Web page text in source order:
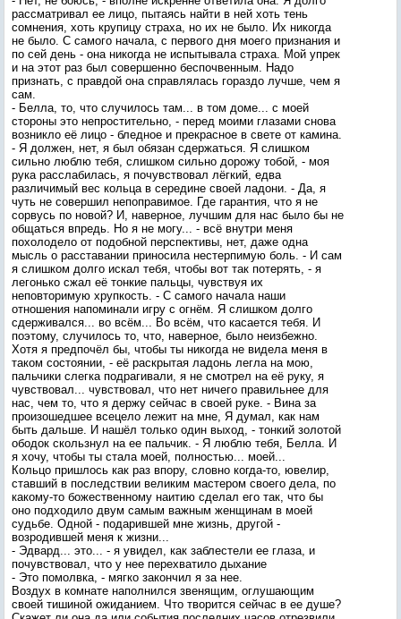
рассматривал ее лицо, пытаясь найти в ней хоть тень
сомнения, хоть крупицу страха, но их не было. Их никогда
не было. С самого начала, с первого дня моего признания и
по сей день - она никогда не испытывала страха. Мой упрек
и на этот раз был совершенно беспочвенным. Надо
признать, с правдой она справлялась гораздо лучше, чем я
сам.
- Белла, то, что случилось там... в том доме... с моей
стороны это непростительно, - перед моими глазами снова
возникло её лицо - бледное и прекрасное в свете от камина.
- Я должен, нет, я был обязан сдержаться. Я слишком
сильно люблю тебя, слишком сильно дорожу тобой, - моя
рука расслабилась, я почувствовал лёгкий, едва
различимый вес кольца в середине своей ладони. - Да, я
чуть не совершил непоправимое. Где гарантия, что я не
сорвусь по новой? И, наверное, лучшим для нас было бы не
общаться впредь. Но я не могу... - всё внутри меня
похолодело от подобной перспективы, нет, даже одна
мысль о расставании приносила нестерпимую боль. - И сам
я слишком долго искал тебя, чтобы вот так потерять, - я
легонько сжал её тонкие пальцы, чувствуя их
неповторимую хрупкость. - С самого начала наши
отношения напоминали игру с огнём. Я слишком долго
сдерживался... во всём... Во всём, что касается тебя. И
поэтому, случилось то, что, наверное, было неизбежно.
Хотя я предпочёл бы, чтобы ты никогда не видела меня в
таком состоянии, - её раскрытая ладонь легла на мою,
пальчики слегка подрагивали, я не смотрел на её руку, я
чувствовал... чувствовал, что нет ничего правильнее для
нас, чем то, что я держу сейчас в своей руке. - Вина за
произошедшее всецело лежит на мне, Я думал, как нам
быть дальше. И нашёл только один выход, - тонкий золотой
ободок скользнул на ее пальчик. - Я люблю тебя, Белла. И
я хочу, чтобы ты стала моей, полностью... моей...
Кольцо пришлось как раз впору, словно когда-то, ювелир,
ставший в последствии великим мастером своего дела, по
какому-то божественному наитию сделал его так, что бы
оно подходило двум самым важным женщинам в моей
судьбе. Одной - подарившей мне жизнь, другой -
возродившей меня к жизни...
- Эдвард... это... - я увидел, как заблестели ее глаза, и
почувствовал, что у нее перехватило дыхание
- Это помолвка, - мягко закончил я за нее.
Воздух в комнате наполнился звенящим, оглушающим
своей тишиной ожиданием. Что творится сейчас в ее душе?